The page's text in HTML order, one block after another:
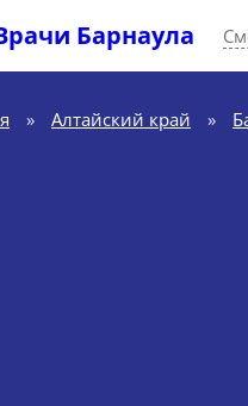
Барнаула
» Алтайский край »